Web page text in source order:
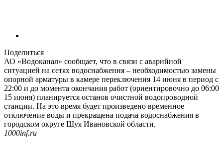
Поделиться
АО «Водоканал» сообщает, что в связи с аварийной
ситуацией на сетях водоснабжения – необходимостью замены
опорной арматуры в камере переключения 14 июня в период с
22:00 и до момента окончания работ (ориентировочно до 06:00
15 июня) планируется останов очистной водопроводной
станции. На это время будет произведено временное
отключение воды и прекращена подача водоснабжения в
городском округе Шуя Ивановской области.
1000inf.ru